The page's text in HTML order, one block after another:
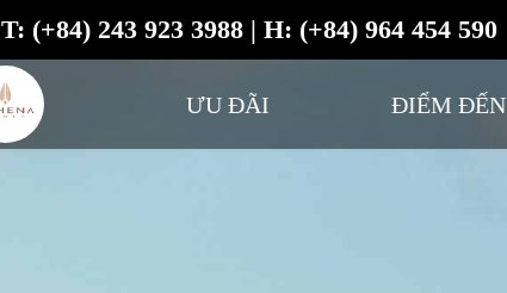
T: (+84) 243 923 3988 | H: (+84) 964 454 590
ƯU ĐÃI ĐIỂM ĐẾN